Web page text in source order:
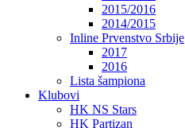
2015/2016
2014/2015
Inline Prvenstvo Srbije
2017
2016
Lista šampiona
Klubovi
HK NS Stars
HK Partizan